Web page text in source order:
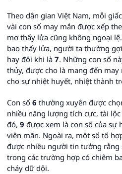
Theo dân gian Việt Nam, mỗi
vài con số may mắn được xếp
mơ thấy lửa cũng không ngoại
bao thấy lửa, người ta thường
hay đôi khi là 7. Những con số
thủy, được cho là mang đến
cho sự nhiệt huyết, nhiệt thành
Con số 6 thường xuyên được
nhiều năng lượng tích cực, tài
đó, 9 được xem là con số của sự
viên mãn. Ngoài ra, một số tổ
được nhiều người tin tưởng rằng
trong các trường hợp có chiêm
cháy dữ dội.